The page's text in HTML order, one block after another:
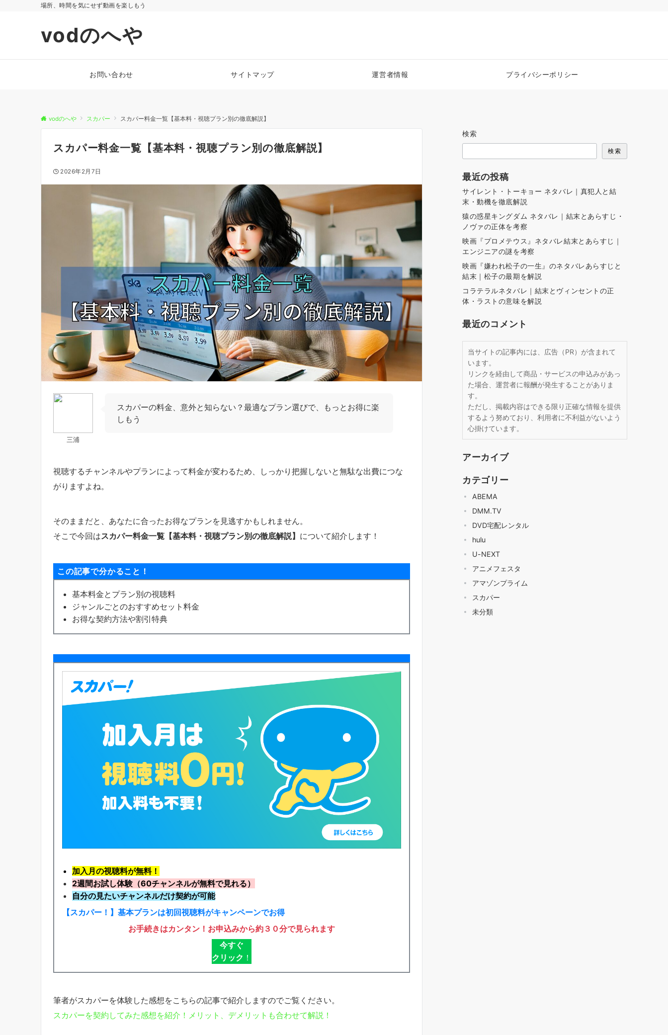
場所、時間を気にせず動画を楽しもう
vodのへや
お問い合わせ サイトマップ 運営者情報 プライバシーポリシー
vodのへや スカパー スカパー料金一覧【基本料・視聴プラン別の徹底解説】
スカパー料金一覧【基本料・視聴プラン別の徹底解説】
2026年2月7日
三浦
スカパーの料金、意外と知らない？最適なプラン選びで、もっとお得に楽
しもう
視聴するチャンネルやプランによって料金が変わるため、しっかり把握しないと無駄な出費につな
がりますよね。
そのままだと、あなたに合ったお得なプランを見逃すかもしれません。
そこで今回はスカパー料金一覧【基本料・視聴プラン別の徹底解説】 について紹介します！
この記事で分かること！
基本料金とプラン別の視聴料
ジャンルごとのおすすめセット料金
お得な契約方法や割引特典
加入月の視聴料が無料！
2週間お試し体験（60チャンネルが無料で見れる）
自分の見たいチャンネルだけ契約が可能
【スカパー！】基本プランは初回視聴料がキャンペーンでお得
お手続きはカンタン！お申込みから約３０分で見られます
今すぐ
クリック ！
筆者がスカパーを体験した感想をこちらの記事で紹介しますのでご覧ください。
スカパーを契約してみた感想を紹介！メリット、デメリットも合わせて解説！
検索
検索
最近の投稿
サイレント・トーキョー ネタバレ｜真犯人と結
末・動機を徹底解説
猿の惑星キングダム ネタバレ｜結末とあらすじ・
ノヴァの正体を考察
映画『プロメテウス』ネタバレ結末とあらすじ｜
エンジニアの謎を考察
映画『嫌われ松子の一生』のネタバレあらすじと
結末｜松子の最期を解説
コラテラルネタバレ｜結末とヴィンセントの正
体・ラストの意味を解説
最近のコメント
当サイトの記事内には、広告（PR）が含まれて
います。
リンクを経由して商品・サービスの申込みがあっ
た場合、運営者に報酬が発生することがありま
す。
ただし、掲載内容はできる限り正確な情報を提供
するよう努めており、利用者に不利益がないよう
心掛けています。
アーカイブ
カテゴリー
ABEMA
DMM.TV
DVD宅配レンタル
hulu
U-NEXT
アニメフェスタ
アマゾンプライム
スカパー
未分類